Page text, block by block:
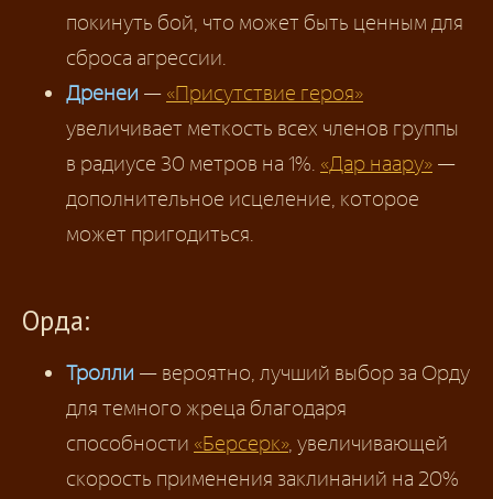
покинуть бой, что может быть ценным для
сброса агрессии.
Дренеи — «Присутствие героя»
увеличивает меткость всех членов группы
в радиусе 30 метров на 1%. «Дар наару» —
дополнительное исцеление, которое
может пригодиться.
Орда:
Тролли — вероятно, лучший выбор за Орду
для темного жреца благодаря
способности «Берсерк», увеличивающей
скорость применения заклинаний на 20%